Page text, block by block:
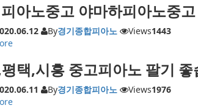
아노중고 야마하피아노중
By경기종합피아노 Views1443
택,시흥 중고피아노 팔기 좋
By경기종합피아노 Views1976